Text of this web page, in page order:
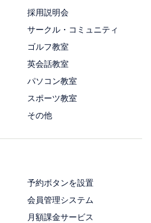
採用説明会
サークル・コミュニティ
ゴルフ教室
英会話教室
パソコン教室
スポーツ教室
その他
予約ボタンを設置
会員管理システム
月額課金サービス